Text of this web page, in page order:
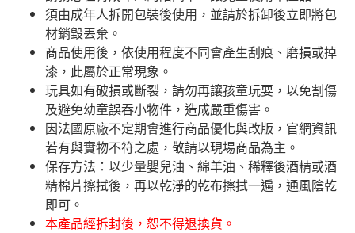
須由成年人拆開包裝後使用，並請於拆卸後立即將包
材銷毀丟棄。
商品使用後，依使用程度不同會產生刮痕、磨損或掉
漆，此屬於正常現象。
玩具如有破損或斷裂，請勿再讓孩童玩耍，以免割傷
及避免幼童誤吞小物件，造成嚴重傷害。
因法國原廠不定期會進行商品優化與改版，官網資訊
若有與實物不符之處，敬請以現場商品為主。
​保存方法：以少量嬰兒油、綿羊油、稀釋後酒精或酒
精棉片擦拭後，再以乾淨的乾布擦拭一遍，通風陰乾
即可。
本產品經拆封後，恕不得退換貨。